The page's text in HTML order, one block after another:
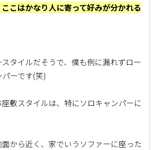
こはかなり人に寄って好みが分かれる
タイルだそうで、僕も例に漏れずロー
ーです(笑)
敷スタイルは、特にソロキャンパーに
から近く、家でいうソファーに座った